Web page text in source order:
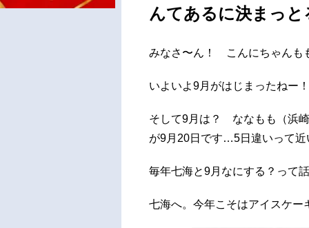
んてあるに決まっ
みなさ〜ん！ こんにちゃん
いよいよ9月がはじまったねー
そして9月は？ ななもも（浜
が9月20日です…5日違いって近
毎年七海と9月なにする？って
七海へ。今年こそはアイスケー